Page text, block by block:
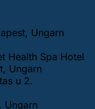
Ungarn
Health Spa Hotel
Ungarn
u 2.
Ungarn